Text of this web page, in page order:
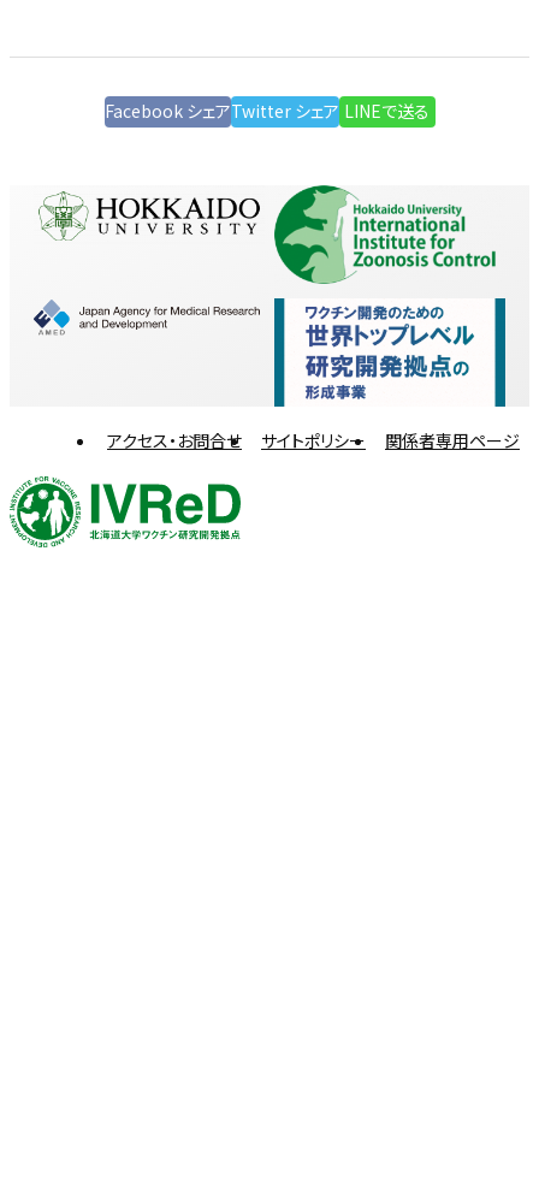
Facebook シェアTwitter シェア LINEで送る
アクセス・お問合せ サイトポリシー 関係者専用ページ